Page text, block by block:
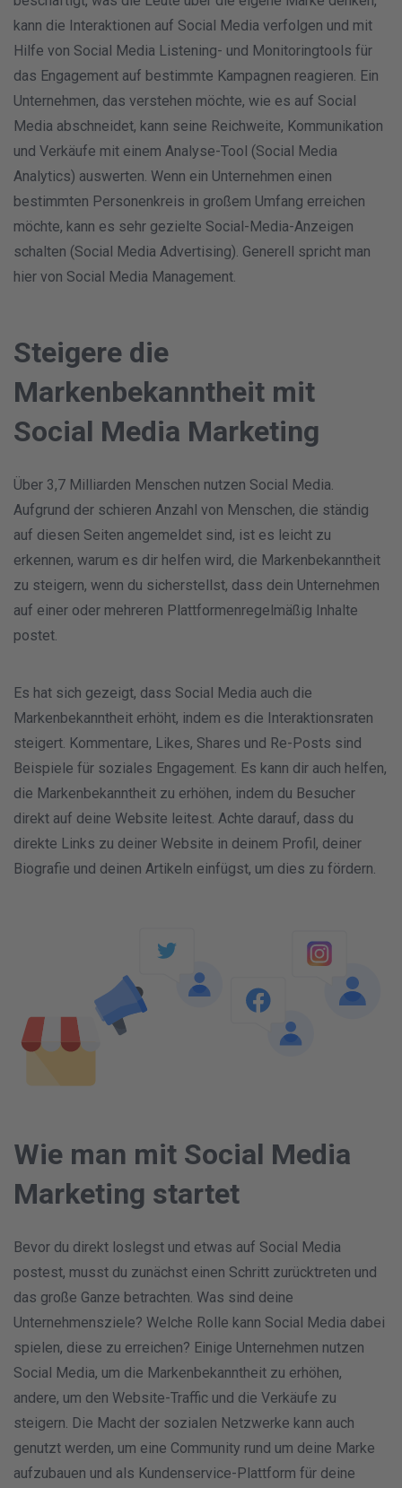
kann die Interaktionen auf Social Media verfolgen und mit
Hilfe von Social Media Listening- und Monitoringtools für
das Engagement auf bestimmte Kampagnen reagieren. Ein
Unternehmen, das verstehen möchte, wie es auf Social
Media abschneidet, kann seine Reichweite, Kommunikation
und Verkäufe mit einem Analyse-Tool (Social Media
Analytics) auswerten. Wenn ein Unternehmen einen
bestimmten Personenkreis in großem Umfang erreichen
möchte, kann es sehr gezielte Social-Media-Anzeigen
schalten (Social Media Advertising). Generell spricht man
hier von Social Media Management.
Steigere die
Markenbekanntheit mit
Social Media Marketing
Über 3,7 Milliarden Menschen nutzen Social Media.
Aufgrund der schieren Anzahl von Menschen, die ständig
auf diesen Seiten angemeldet sind, ist es leicht zu
erkennen, warum es dir helfen wird, die Markenbekanntheit
zu steigern, wenn du sicherstellst, dass dein Unternehmen
auf einer oder mehreren Plattformenregelmäßig Inhalte
postet.
Es hat sich gezeigt, dass Social Media auch die
Markenbekanntheit erhöht, indem es die Interaktionsraten
steigert. Kommentare, Likes, Shares und Re-Posts sind
Beispiele für soziales Engagement. Es kann dir auch helfen,
die Markenbekanntheit zu erhöhen, indem du Besucher
direkt auf deine Website leitest. Achte darauf, dass du
direkte Links zu deiner Website in deinem Profil, deiner
Biografie und deinen Artikeln einfügst, um dies zu fördern.
Wie man mit Social Media
Marketing startet
Bevor du direkt loslegst und etwas auf Social Media
postest, musst du zunächst einen Schritt zurücktreten und
das große Ganze betrachten. Was sind deine
Unternehmensziele? Welche Rolle kann Social Media dabei
spielen, diese zu erreichen? Einige Unternehmen nutzen
Social Media, um die Markenbekanntheit zu erhöhen,
andere, um den Website-Traffic und die Verkäufe zu
steigern. Die Macht der sozialen Netzwerke kann auch
genutzt werden, um eine Community rund um deine Marke
aufzubauen und als Kundenservice-Plattform für deine